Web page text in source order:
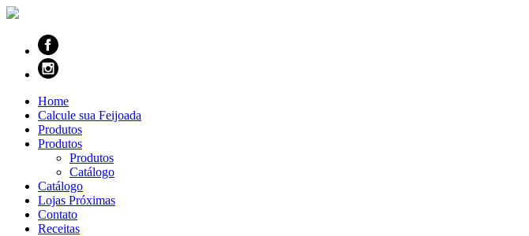
Home
Calcule sua Feijoada
Produtos
Produtos
Produtos
Catálogo
Catálogo
Lojas Próximas
Contato
Receitas